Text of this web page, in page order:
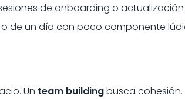
de onboarding o
de un día con poco componente
Un team buildingbusca cohesión.